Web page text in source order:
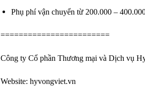
Phụ phí vận chuyển từ 200.000 –
========================
Công ty Cổ phần Thương mại và Dịch vụ
Website: hyvongviet.vn